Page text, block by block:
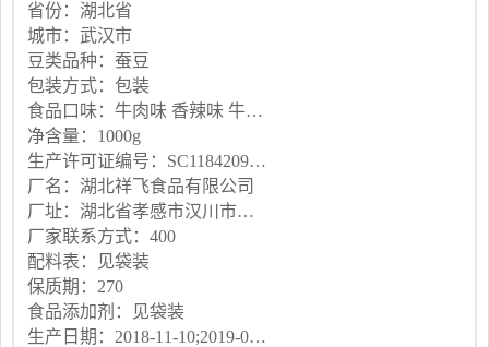
省份：湖北省
城市：武汉市
豆类品种：蚕豆
包装方式：包装
食品口味：牛肉味 香辣味 牛肉+香辣混装（1千克）
净含量：1000g
生产许可证编号：SC11842098400191
厂名：湖北祥飞食品有限公司
厂址：湖北省孝感市汉川市福星开发区剅李路18号
厂家联系方式：400
配料表：见袋装
保质期：270
食品添加剂：见袋装
生产日期：2018-11-10;2019-02-15